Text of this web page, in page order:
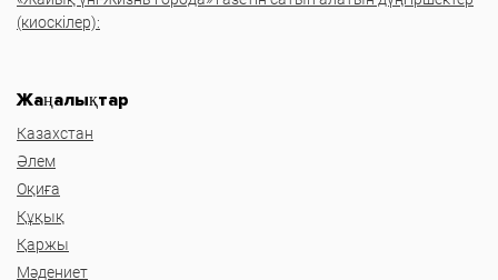
(киоскілер):
Жаңалықтар
Казахстан
Әлем
Оқиға
Құқық
Қаржы
Мәдениет